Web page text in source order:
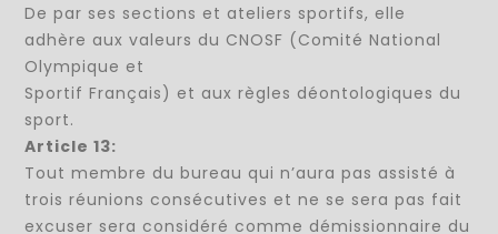
De par ses sections et ateliers sportifs, elle
adhère aux valeurs du CNOSF (Comité National
Olympique et
Sportif Français) et aux règles déontologiques du
sport.
Article 13:
Tout membre du bureau qui n’aura pas assisté à
trois réunions consécutives et ne se sera pas fait
excuser sera considéré comme démissionnaire du